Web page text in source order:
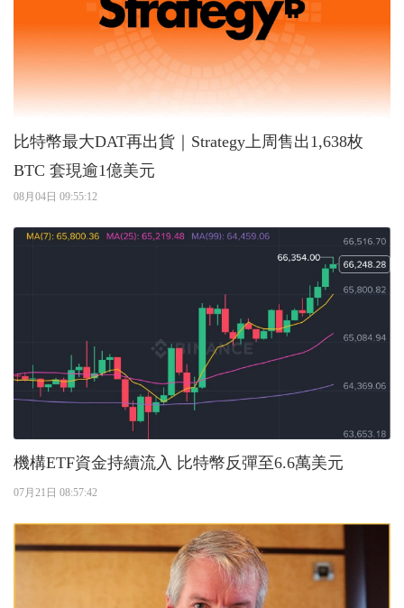
比特幣最大DAT再出貨｜Strategy上周售出1,638枚
BTC 套現逾1億美元
08月04日 09:55:12
機構ETF資金持續流入 比特幣反彈至6.6萬美元
07月21日 08:57:42